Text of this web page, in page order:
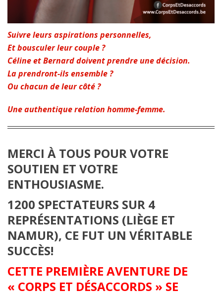
Suivre leurs aspirations personnelles,
Et bousculer leur couple ?
Céline et Bernard doivent prendre une décision.
La prendront-ils ensemble ?
Ou chacun de leur côté ?
Une authentique relation homme-femme.
MERCI À TOUS POUR VOTRE
SOUTIEN ET VOTRE
ENTHOUSIASME.
1200 SPECTATEURS SUR 4
REPRÉSENTATIONS (LIÈGE ET
NAMUR), CE FUT UN VÉRITABLE
SUCCÈS!
CETTE PREMIÈRE AVENTURE DE
« CORPS ET DÉSACCORDS » SE